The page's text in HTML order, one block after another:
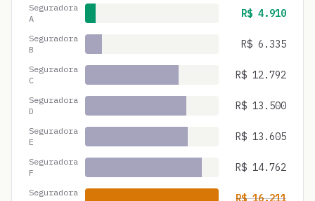
Seguradora
A
R$ 4.910
Seguradora
B
R$ 6.335
Seguradora
C
R$ 12.792
Seguradora
D
R$ 13.500
Seguradora
E
R$ 13.605
Seguradora
F
R$ 14.762
Seguradora
R$16.211